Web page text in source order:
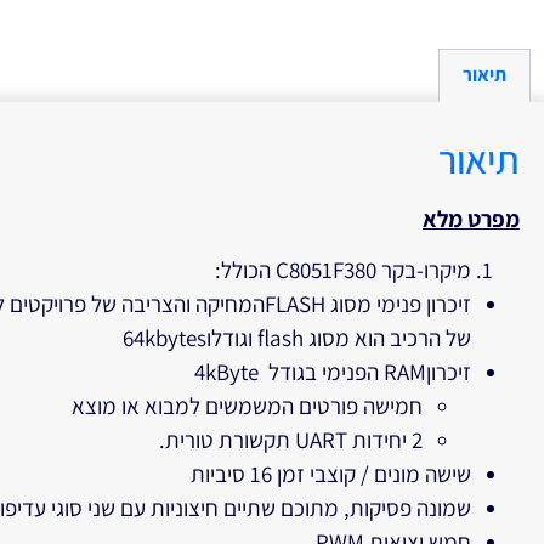
תיאור
תיאור
מפרט מלא
מיקרו-בקר C8051F380 הכולל:
של הרכיב הוא מסוג flash וגודלו64kbytes
זיכרוןRAM הפנימי בגודל 4kByte
חמישה פורטים המשמשים למבוא או מוצא
2 יחידות UART תקשורת טורית.
שישה מונים / קוצבי זמן 16 סיביות
שמונה פסיקות, מתוכם שתיים חיצוניות עם שני סוגי